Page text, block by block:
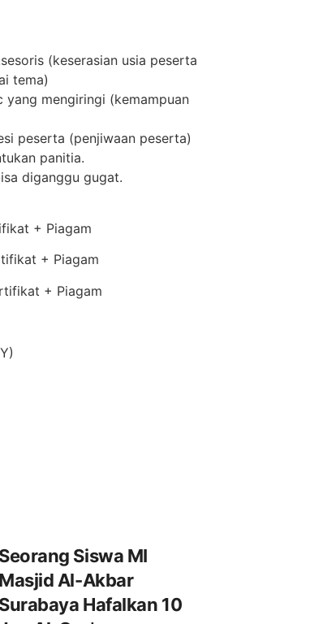
(keserasian usia peserta
tema)
yang mengiringi (kemampuan
peserta (penjiwaan peserta)
panitia.
diganggu gugat.
+ Piagam
+ Piagam
+ Piagam
Seorang Siswa MI
Masjid Al-Akbar
Surabaya Hafalkan 10